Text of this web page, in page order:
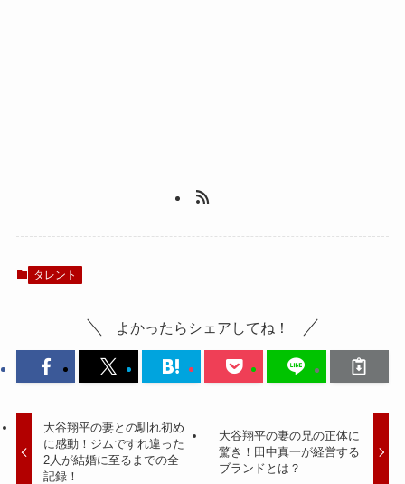
タレント
よかったらシェアしてね！
大谷翔平の妻との馴れ初め
に感動！ジムですれ違った
2人が結婚に至るまでの全
記録！
大谷翔平の妻の兄の正体に
驚き！田中真一が経営する
ブランドとは？